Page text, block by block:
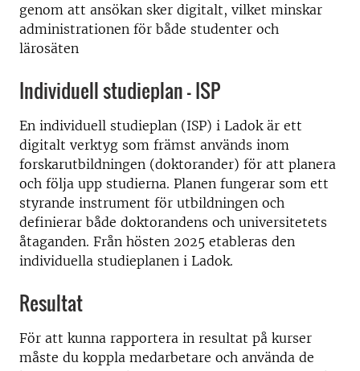
genom att ansökan sker digitalt, vilket minskar
administrationen för både studenter och
lärosäten
Individuell studieplan – ISP
En individuell studieplan (ISP) i Ladok är ett
digitalt verktyg som främst används inom
forskarutbildningen (doktorander) för att planera
och följa upp studierna. Planen fungerar som ett
styrande instrument för utbildningen och
definierar både doktorandens och universitetets
åtaganden. Från hösten 2025 etableras den
individuella studieplanen i Ladok.
Resultat
För att kunna rapportera in resultat på kurser
måste du koppla medarbetare och använda de